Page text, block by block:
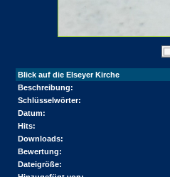
Blick auf die Elseyer Kirche
Beschreibung:
Schlüsselwörter:
Datum:
Hits:
Downloads:
Bewertung:
Dateigröße: